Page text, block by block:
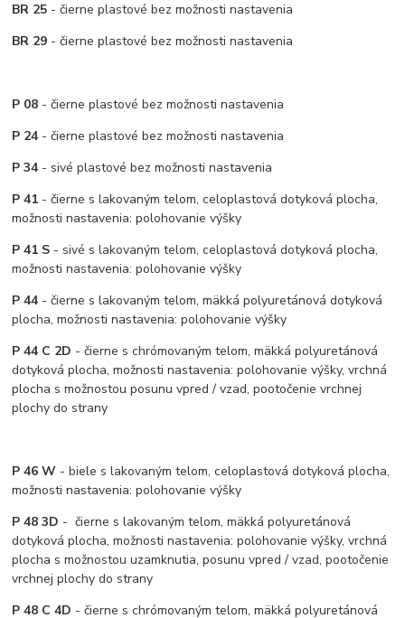
BR 25 - čierne plastové bez možnosti nastavenia
BR 29 - čierne plastové bez možnosti nastavenia
P 08 - čierne plastové bez možnosti nastavenia
P 24 - čierne plastové bez možnosti nastavenia
P 34 - sivé plastové bez možnosti nastavenia
P 41 - čierne s lakovaným telom, celoplastová dotyková plocha,
možnosti nastavenia: polohovanie výšky
P 41 S - sivé s lakovaným telom, celoplastová dotyková plocha,
možnosti nastavenia: polohovanie výšky
P 44 - čierne s lakovaným telom, mäkká polyuretánová dotyková
plocha, možnosti nastavenia: polohovanie výšky
P 44 C 2D - čierne s chrómovaným telom, mäkká polyuretánová
dotyková plocha, možnosti nastavenia: polohovanie výšky, vrchná
plocha s možnostou posunu vpred / vzad, pootočenie vrchnej
plochy do strany
P 46 W - biele s lakovaným telom, celoplastová dotyková plocha,
možnosti nastavenia: polohovanie výšky
P 48 3D - čierne s lakovaným telom, mäkká polyuretánová
dotyková plocha, možnosti nastavenia: polohovanie výšky, vrchná
plocha s možnostou uzamknutia, posunu vpred / vzad, pootočenie
vrchnej plochy do strany
P 48 C 4D - čierne s chrómovaným telom, mäkká polyuretánová